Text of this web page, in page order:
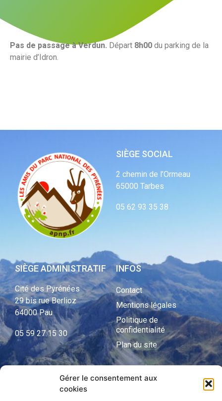
Gérer le consentement aux
cookies
Pas de passage à Verdun. Départ 8h00 du parking de la
mairie d’Idron.
SIÈGE SOCIAL
2 chemin de l’Ormeau
65000 Tarbes
05 62 93 35 38
SIÈGE ADMINISTRATIF
Cité des Pyrénées
29 bis rue Berlioz
64000 Pau
05 59 27 15 30
INFOS
Contact
Mentions légales
Politique de
confidentialité
Plan du site